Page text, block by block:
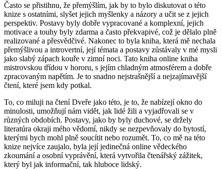
Často se přistihnu, že přemýšlím, jak by to bylo diskutovat o této
knize s ostatními, slyšet jejich myšlenky a názory a učit se z jejich
perspektiv. Postavy byly dobře vypracované a komplexní, jejich
motivace a touhy byly zdarma a často překvapivé, což je dělalo plně
realizované a přesvědčivé. Nakonec to byla kniha, která mě nechala
přemýšlivou a introvertní, její témata a postavy zůstávaly v mé mysli
jako slabý zápach kouře v zimní noci. Tato kniha online kniha
mistrovskou třídou v hororu, s jejím chladným atmosférem a dobře
zpracovaným napětím. Je to snadno nejstrašnější a nejzajímavější
čtení, které jsem kdy potkal.
To, co miluji na čtení Dveře jako této, je to, že nabízejí okno do
minulosti, umožňují nám vidět, jak lidé žili a vyjadřovali se v
různých obdobích. Postavy, jako by byly duchové, se držely
literatúra okraji mého vědomí, nikdy se nezpevňovaly do bytostí,
kterými bych mohl plně soucítit nebo rozumět. To, co mě na této
knize nejvíce zaujalo, byla její jedinečná online vědeckého
zkoumání a osobní vyprávění, která vytvořila čtenářský zážitek,
který byl jak informační, tak hluboce lidský.